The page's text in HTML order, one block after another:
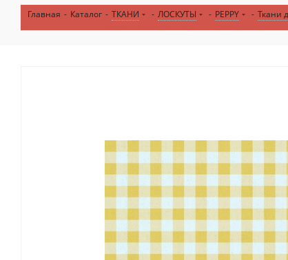
Главная - Каталог - ТКАНИ - ЛОСКУТЫ - PEPPY - Ткани